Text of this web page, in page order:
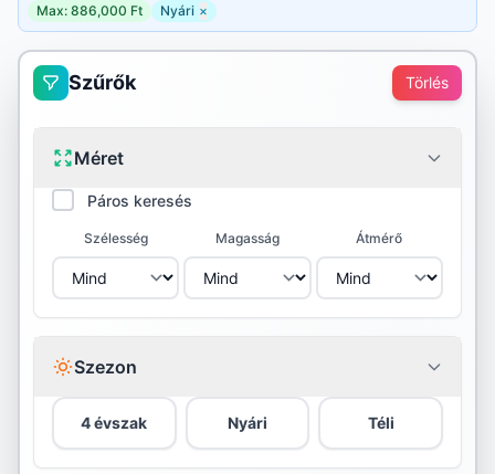
Max: 886,000 Ft
Nyári ×
Szűrők Törlés
Méret
Páros keresés
Szélesség Magasság Átmérő
Szezon
4 évszak Nyári Téli